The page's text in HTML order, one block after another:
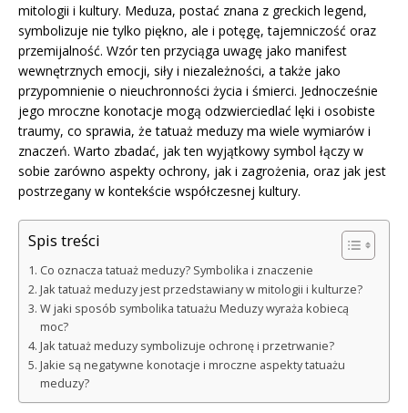
mitologii i kultury. Meduza, postać znana z greckich legend,
symbolizuje nie tylko piękno, ale i potęgę, tajemniczość oraz
przemijalność. Wzór ten przyciąga uwagę jako manifest
wewnętrznych emocji, siły i niezależności, a także jako
przypomnienie o nieuchronności życia i śmierci. Jednocześnie
jego mroczne konotacje mogą odzwierciedlać lęki i osobiste
traumy, co sprawia, że tatuaż meduzy ma wiele wymiarów i
znaczeń. Warto zbadać, jak ten wyjątkowy symbol łączy w
sobie zarówno aspekty ochrony, jak i zagrożenia, oraz jak jest
postrzegany w kontekście współczesnej kultury.
Spis treści
Co oznacza tatuaż meduzy? Symbolika i znaczenie
Jak tatuaż meduzy jest przedstawiany w mitologii i kulturze?
W jaki sposób symbolika tatuażu Meduzy wyraża kobiecą
moc?
Jak tatuaż meduzy symbolizuje ochronę i przetrwanie?
Jakie są negatywne konotacje i mroczne aspekty tatuażu
meduzy?